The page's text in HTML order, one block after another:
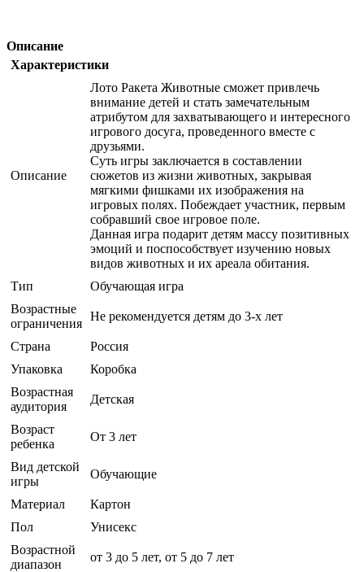
Описание
Характеристики
Описание
Лото Ракета Животные сможет привлечь
внимание детей и стать замечательным
атрибутом для захватывающего и интересного
игрового досуга, проведенного вместе с
друзьями.
Суть игры заключается в составлении
сюжетов из жизни животных, закрывая
мягкими фишками их изображения на
игровых полях. Побеждает участник, первым
собравший свое игровое поле.
Данная игра подарит детям массу позитивных
эмоций и поспособствует изучению новых
видов животных и их ареала обитания.
Тип
Обучающая игра
Возрастные
ограничения
Не рекомендуется детям до 3-х лет
Страна
Россия
Упаковка
Коробка
Возрастная
аудитория
Детская
Возраст
ребенка
От 3 лет
Вид детской
игры
Обучающие
Материал
Картон
Пол
Унисекс
Возрастной
диапазон
от 3 до 5 лет, от 5 до 7 лет